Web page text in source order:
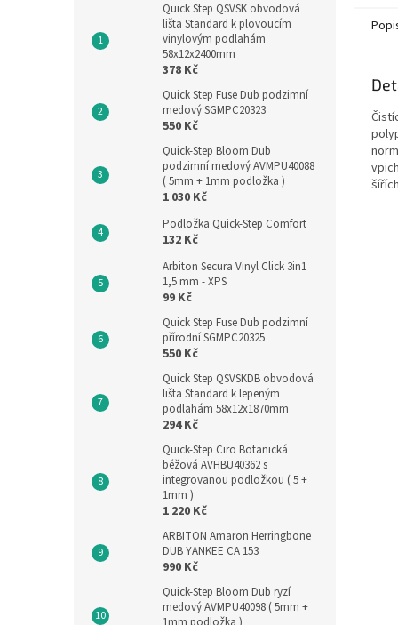
Quick Step QSVSK obvodová
lišta Standard k plovoucím
vinylovým podlahám
58x12x2400mm
378 Kč
Quick Step Fuse Dub podzimní
medový SGMPC20323
550 Kč
Quick-Step Bloom Dub
podzimní medový AVMPU40088
( 5mm + 1mm podložka )
1 030 Kč
Podložka Quick-Step Comfort
132 Kč
Arbiton Secura Vinyl Click 3in1
1,5 mm - XPS
99 Kč
Quick Step Fuse Dub podzimní
přírodní SGMPC20325
550 Kč
Quick Step QSVSKDB obvodová
lišta Standard k lepeným
podlahám 58x12x1870mm
294 Kč
Quick-Step Ciro Botanická
béžová AVHBU40362 s
integrovanou podložkou ( 5 +
1mm )
1 220 Kč
ARBITON Amaron Herringbone
DUB YANKEE CA 153
990 Kč
Quick-Step Bloom Dub ryzí
medový AVMPU40098 ( 5mm +